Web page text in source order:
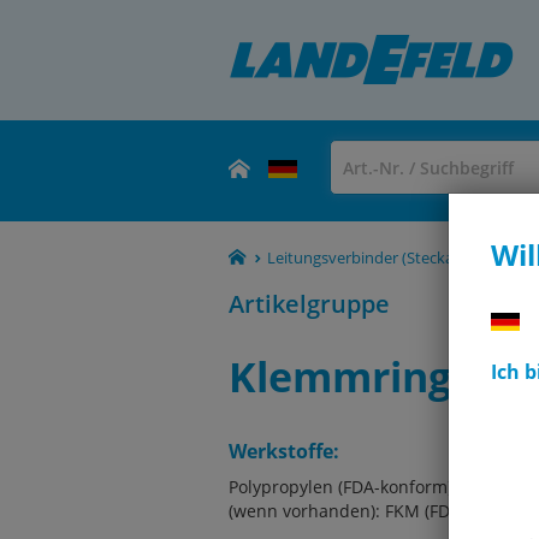
Ich
Leitungsverbinder (Steckanschlüsse,
Artikelgruppe
Klemmringe
Werkstoffe:
Polypropylen (FDA-konform) oder
(wenn vorhanden): FKM (FDA-konform)